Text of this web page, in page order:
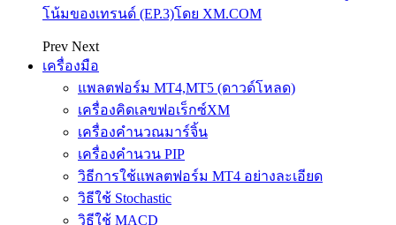
โน้มของเทรนด์ (EP.3)โดย XM.COM
Prev Next
เครื่องมือ
แพลตฟอร์ม MT4,MT5 (ดาวด์โหลด)
เครื่องคิดเลขฟอเร็กซ์XM
เครื่องคำนวณมาร์จิ้น
เครื่องคำนวน PIP
วิธีการใช้แพลตฟอร์ม MT4 อย่างละเอียด
วิธีใช้ Stochastic
วิธีใช้ MACD